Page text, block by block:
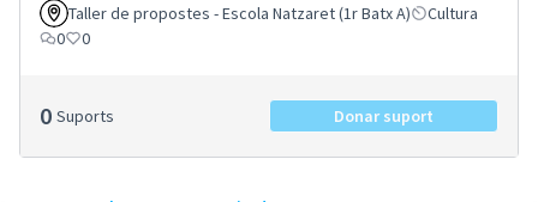
Taller de propostes - Escola Natzaret (1r Batx A)
Cultura
0
0
0 Suports Donar suport